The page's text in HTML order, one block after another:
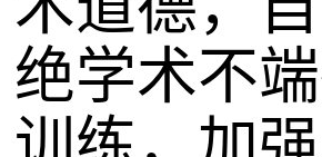
绝学术不